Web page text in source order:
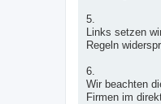
5.
Links setzen
Regeln
6.
Wir beachten
Firmen im